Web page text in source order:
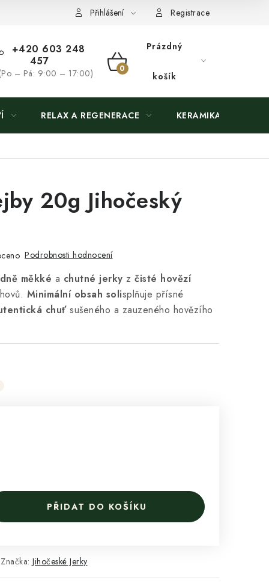
Přihlášení Registrace
+420 603 248
457
– Pá: 9:00 – 17:00)
NÁKUPNÍ
Prázdný
košík
RELAX A REGENERACE KERAMIKA
20g Jihočeský
Podrobnosti hodnocení
měkké a chutné jerky z čisté hovězí
Minimální obsah solisplňuje přísné
chuťsušeného a zauzeného hovězího
PŘIDAT DO KOŠÍKU
Značka: Jihočeské Jerky